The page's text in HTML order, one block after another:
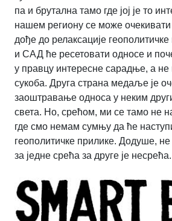
па и брутална тамо где јој је то
нашем региону се може
дође до релаксације геополитичке
и САД ће ресетовати односе и
у правцу интересне сарадње, а
сукоба. Друга страна медаље је
заоштравање односа у неким
света. Но, срећом, ми се тамо не
где смо немам сумњу да ће
геополитичке прилике. Додуше,
за једне срећа за друге је несрећа.